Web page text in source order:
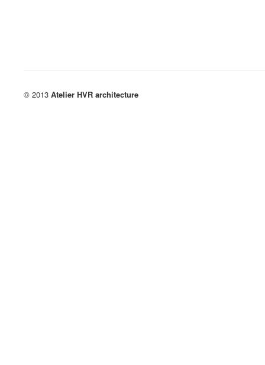
© 2013 Atelier HVR architecture